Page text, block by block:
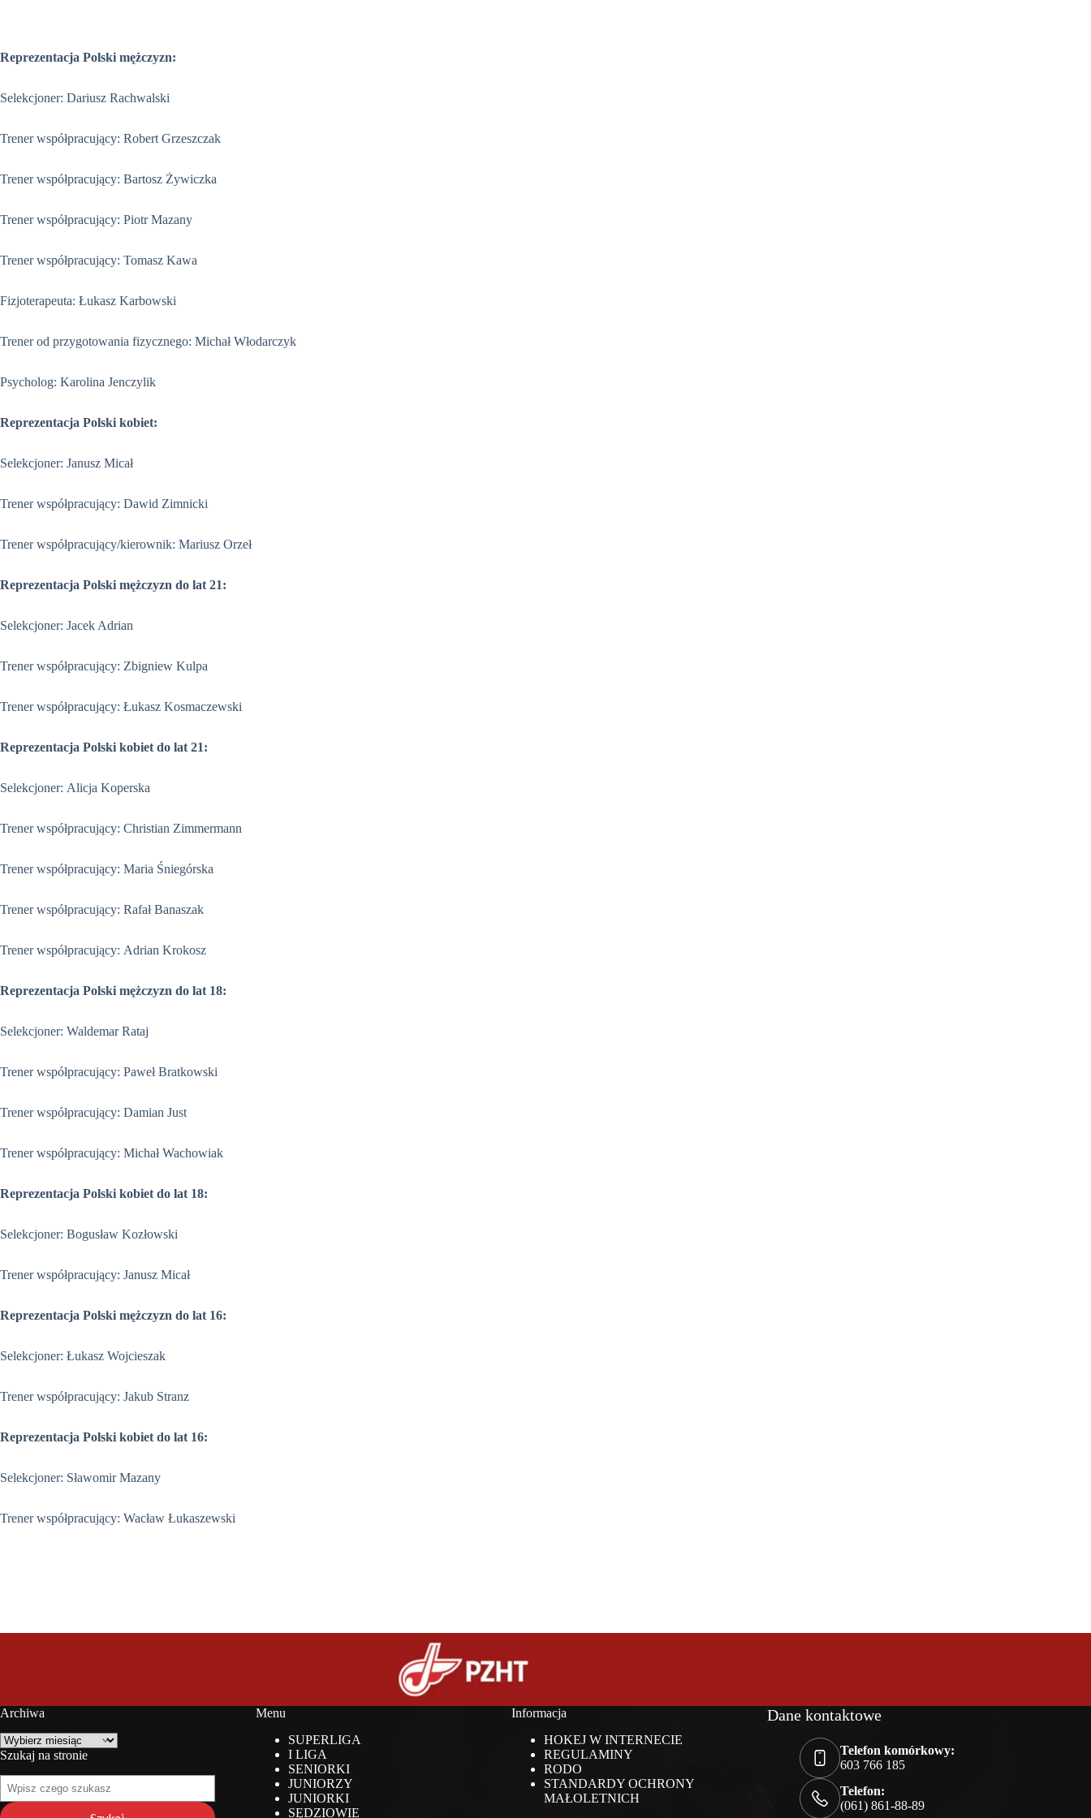
Reprezentacja Polski mężczyzn:
Selekcjoner: Dariusz Rachwalski
Trener współpracujący: Robert Grzeszczak
Trener współpracujący: Bartosz Żywiczka
Trener współpracujący: Piotr Mazany
Trener współpracujący: Tomasz Kawa
Fizjoterapeuta: Łukasz Karbowski
Trener od przygotowania fizycznego: Michał Włodarczyk
Psycholog: Karolina Jenczylik
Reprezentacja Polski kobiet:
Selekcjoner: Janusz Micał
Trener współpracujący: Dawid Zimnicki
Trener współpracujący/kierownik: Mariusz Orzeł
Reprezentacja Polski mężczyzn do lat 21:
Selekcjoner: Jacek Adrian
Trener współpracujący: Zbigniew Kulpa
Trener współpracujący: Łukasz Kosmaczewski
Reprezentacja Polski kobiet do lat 21:
Selekcjoner: Alicja Koperska
Trener współpracujący: Christian Zimmermann
Trener współpracujący: Maria Śniegórska
Trener współpracujący: Rafał Banaszak
Trener współpracujący: Adrian Krokosz
Reprezentacja Polski mężczyzn do lat 18:
Selekcjoner: Waldemar Rataj
Trener współpracujący: Paweł Bratkowski
Trener współpracujący: Damian Just
Trener współpracujący: Michał Wachowiak
Reprezentacja Polski kobiet do lat 18:
Selekcjoner: Bogusław Kozłowski
Trener współpracujący: Janusz Micał
Reprezentacja Polski mężczyzn do lat 16:
Selekcjoner: Łukasz Wojcieszak
Trener współpracujący: Jakub Stranz
Reprezentacja Polski kobiet do lat 16:
Selekcjoner: Sławomir Mazany
Trener współpracujący: Wacław Łukaszewski
Archiwa
Archiwa
Szukaj na stronie
Szukaj
na
stronie
Menu
SUPERLIGA
I LIGA
SENIORKI
JUNIORZY
JUNIORKI
SĘDZIOWIE
Informacja
HOKEJ W INTERNECIE
REGULAMINY
RODO
STANDARDY OCHRONY
MAŁOLETNICH
Dane kontaktowe
Telefon komórkowy:
603 766 185
Telefon:
(061) 861-88-89